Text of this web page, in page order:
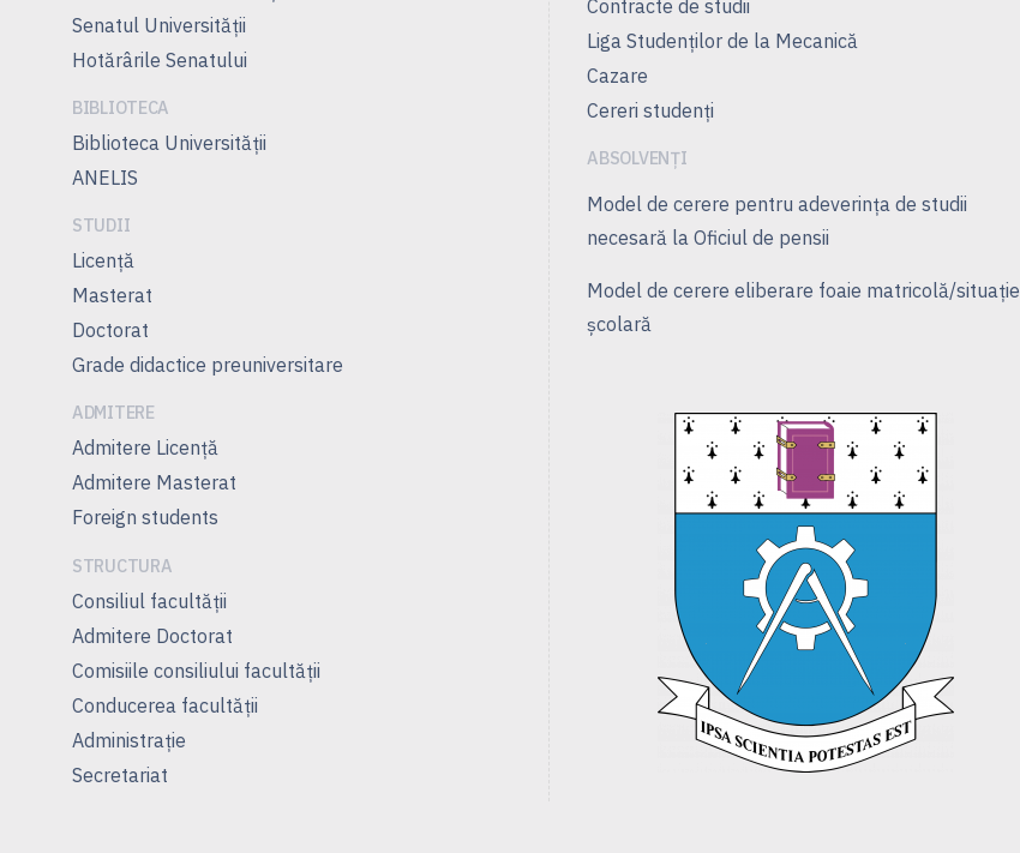
Senatul Universității
Hotărârile Senatului
BIBLIOTECA
Biblioteca Universității
ANELIS
STUDII
Licență
Masterat
Doctorat
Grade didactice preuniversitare
ADMITERE
Admitere Licenţă
Admitere Masterat
Foreign students
STRUCTURA
Consiliul facultăţii
Admitere Doctorat
Comisiile consiliului facultăţii
Conducerea facultăţii
Administrație
Secretariat
Contracte de studii
Liga Studenţilor de la Mecanică
Cazare
Cereri studenți
ABSOLVENȚI
Model de cerere pentru adeverința de studii
necesară la Oficiul de pensii
Model de cerere eliberare foaie matricolă/situație
școlară